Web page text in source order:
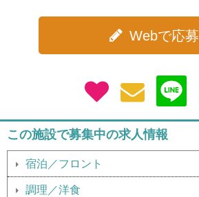
Webで応募
この施設で募集中の求人情報
宿泊／フロント
調理／洋食